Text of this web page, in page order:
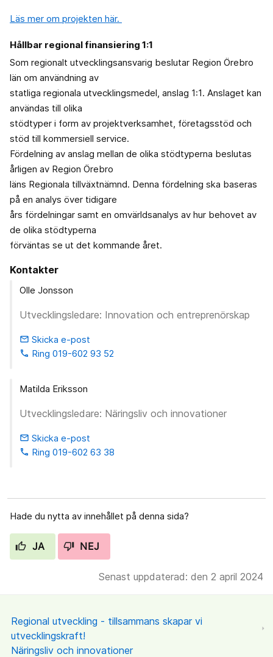
Läs mer om projekten här.
Hållbar regional finansiering 1:1
Som regionalt utvecklingsansvarig beslutar Region Örebro
län om användning av
statliga regionala utvecklingsmedel, anslag 1:1. Anslaget kan
användas till olika
stödtyper i form av projektverksamhet, företagsstöd och
stöd till kommersiell service.
Fördelning av anslag mellan de olika stödtyperna beslutas
årligen av Region Örebro
läns Regionala tillväxtnämnd. Denna fördelning ska baseras
på en analys över tidigare
års fördelningar samt en omvärldsanalys av hur behovet av
de olika stödtyperna
förväntas se ut det kommande året.
Kontakter
Olle Jonsson
Utvecklingsledare: Innovation och entreprenörskap
email Skicka e-post
phone Ring 019-602 93 52
Matilda Eriksson
Utvecklingsledare: Näringsliv och innovationer
email Skicka e-post
phone Ring 019-602 63 38
Hade du nytta av innehållet på denna sida?
JA NEJ
Senast uppdaterad: den 2 april 2024
Regional utveckling - tillsammans skapar vi
utvecklingskraft!
Näringsliv och innovationer